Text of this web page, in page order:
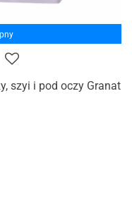
szyi i pod oczy Granat